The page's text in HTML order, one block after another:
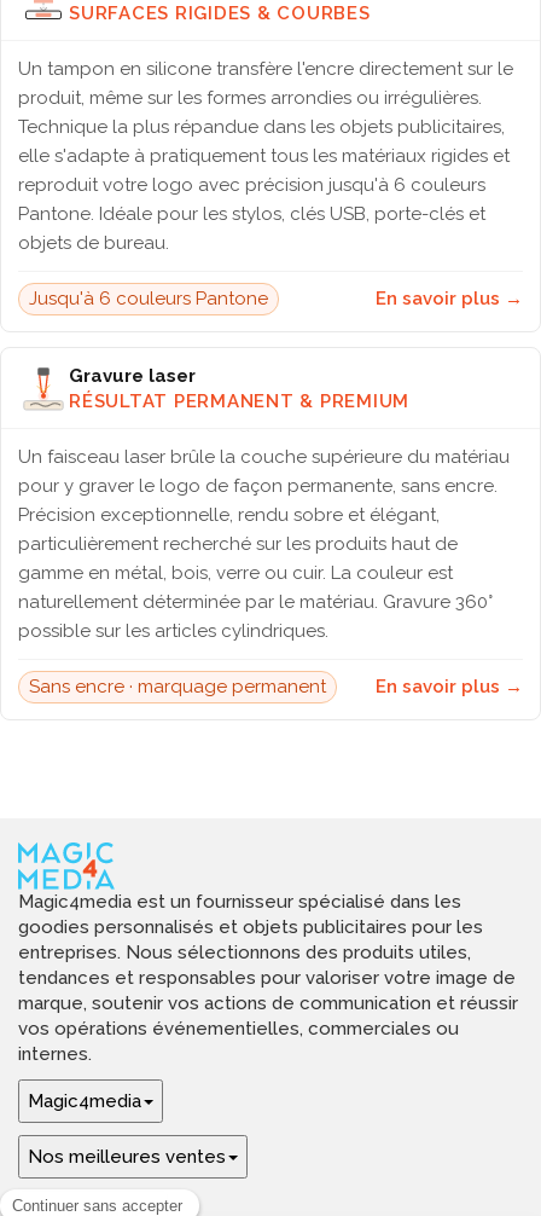
SURFACES RIGIDES & COURBES
Un tampon en silicone transfère l'encre directement sur le
produit, même sur les formes arrondies ou irrégulières.
Technique la plus répandue dans les objets publicitaires,
elle s'adapte à pratiquement tous les matériaux rigides et
reproduit votre logo avec précision jusqu'à 6 couleurs
Pantone. Idéale pour les stylos, clés USB, porte-clés et
objets de bureau.
Jusqu'à 6 couleurs Pantone En savoir plus →
Gravure laser
RÉSULTAT PERMANENT & PREMIUM
Un faisceau laser brûle la couche supérieure du matériau
pour y graver le logo de façon permanente, sans encre.
Précision exceptionnelle, rendu sobre et élégant,
particulièrement recherché sur les produits haut de
gamme en métal, bois, verre ou cuir. La couleur est
naturellement déterminée par le matériau. Gravure 360°
possible sur les articles cylindriques.
Sans encre · marquage permanent En savoir plus →
Magic4media est un fournisseur spécialisé dans les
goodies personnalisés et objets publicitaires pour les
entreprises. Nous sélectionnons des produits utiles,
tendances et responsables pour valoriser votre image de
marque, soutenir vos actions de communication et réussir
vos opérations événementielles, commerciales ou
internes.
Magic4media
Nos meilleures ventes